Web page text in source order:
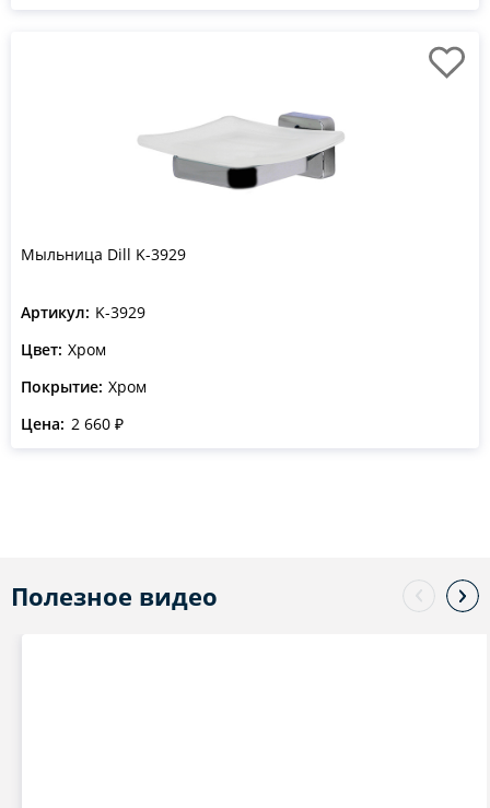
Мыльница Dill K-3929
Артикул: K-3929
Цвет: Хром
Покрытие: Хром
Цена: 2 660 ₽
Полезное видео